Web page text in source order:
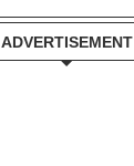
ADVERTISEMENT